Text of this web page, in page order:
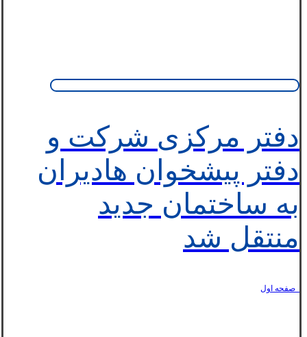
دفتر مرکزی شرکت و
دفتر پیشخوان هادیران
به ساختمان جدید
منتقل شد
_صفحه اول